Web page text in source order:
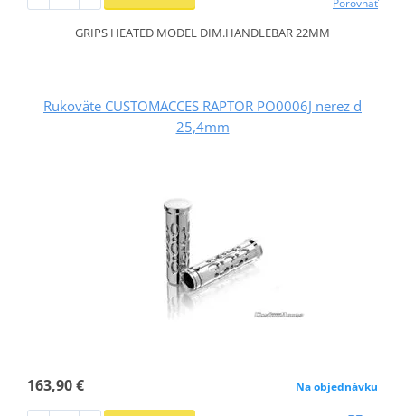
GRIPS HEATED MODEL DIM.HANDLEBAR 22MM
Rukoväte CUSTOMACCES RAPTOR PO0006J nerez d
25,4mm
163,90 € Na objednávku